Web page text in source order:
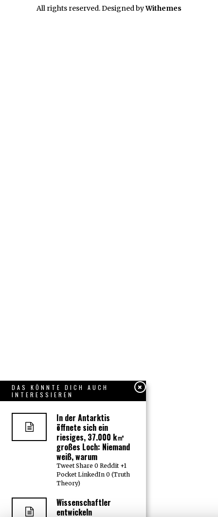
All rights reserved. Designed byWithemes
DAS KÖNNTE DICH AUCH
INTERESSIEREN
In der Antarktis
öffnete sich ein
riesiges, 37.000 k㎡
großes Loch: Niemand
weiß, warum
Tweet Share 0 Reddit +1
Pocket LinkedIn 0 (Truth
Theory)
Wissenschaftler
entwickeln